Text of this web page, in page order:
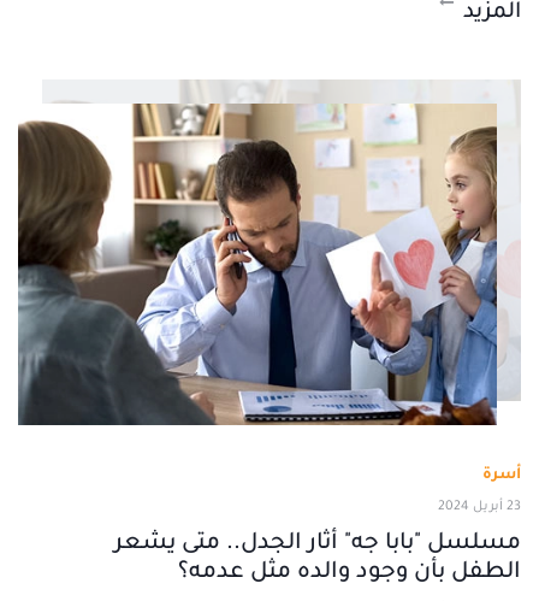
المزيد
أسرة
23 أبريل 2024
مسلسل "بابا جه" أثار الجدل.. متى يشعر
الطفل بأن وجود والده مثل عدمه؟